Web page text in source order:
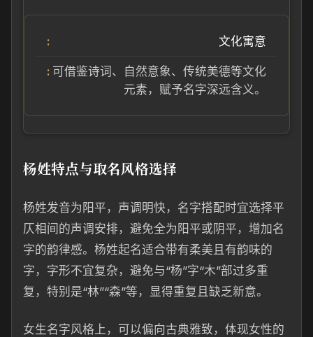
文化寓意
可借鉴诗词、自然意象、传统美德等文化
元素，赋予名字深远含义。
杨姓特点与取名风格选择
杨姓发音为阳平，声调明快，名字搭配时宜选择平
仄相间的声调安排，避免全为阳平或阴平，增加名
字的韵律感。杨姓起名适合带有柔美且有韵味的
字，字形不宜复杂，避免与“杨”字“木”部过多重
复，特别是“林”“森”等，显得重复且缺乏新意。
女生名字风格上，可以偏向古典雅致，体现女性的